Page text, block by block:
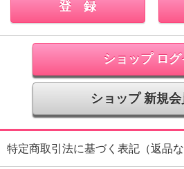
ショップ ロ
ショップ 新規
特定商取引法に基づく表記（返品な